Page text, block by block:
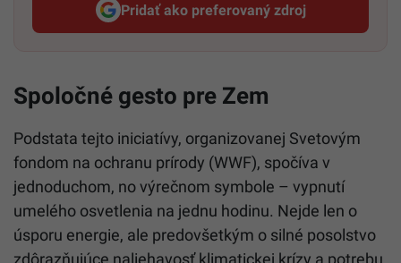
Pridať ako preferovaný zdroj
Startitup, odkaz sa otvorí v
Spoločné gesto pre Zem
Podstata tejto iniciatívy, organizovanej Svetovým
fondom na ochranu prírody (WWF), spočíva v
jednoduchom, no výrečnom symbole – vypnutí
umelého osvetlenia na jednu hodinu. Nejde len o
úsporu energie, ale predovšetkým o silné posolstvo
zdôrazňujúce naliehavosť klimatickej krízy a potrebu